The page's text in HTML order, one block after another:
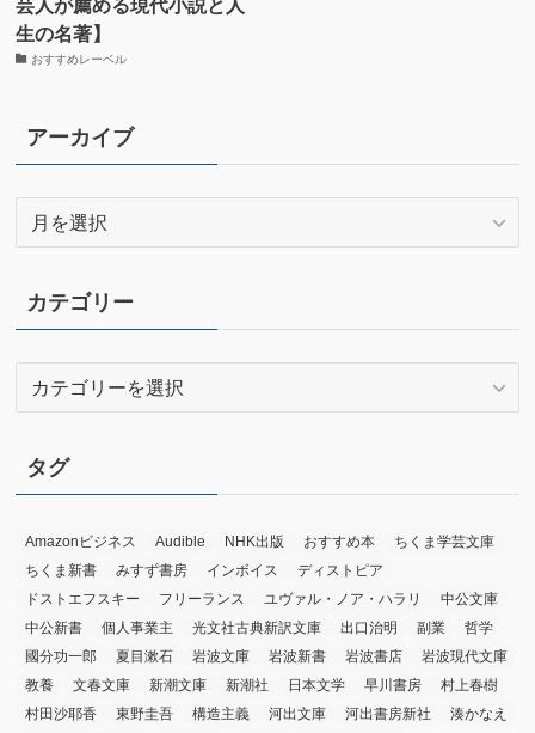
芸人が薦める現代小説と人
生の名著】
おすすめレーベル
アーカイブ
イ
ブ
カテゴリー
リ
ー
タグ
Amazonビジネス Audible NHK出版 おすすめ本
ちくま学芸文庫
ちくま新書
みすず書房 インボイス
ディストピア
ドストエフスキー
フリーランス ユヴァル・ノア・ハラリ
中公文庫
中公新書
個人事業主 光文社古典新訳文庫 出口治明 副業
哲学
國分功一郎
夏目漱石 岩波文庫 岩波新書 岩波書店
岩波現代文庫
教養
文春文庫 新潮文庫 新潮社 日本文学 早川書房
村上春樹
村田沙耶香
東野圭吾 構造主義 河出文庫 河出書房新社 湊かなえ